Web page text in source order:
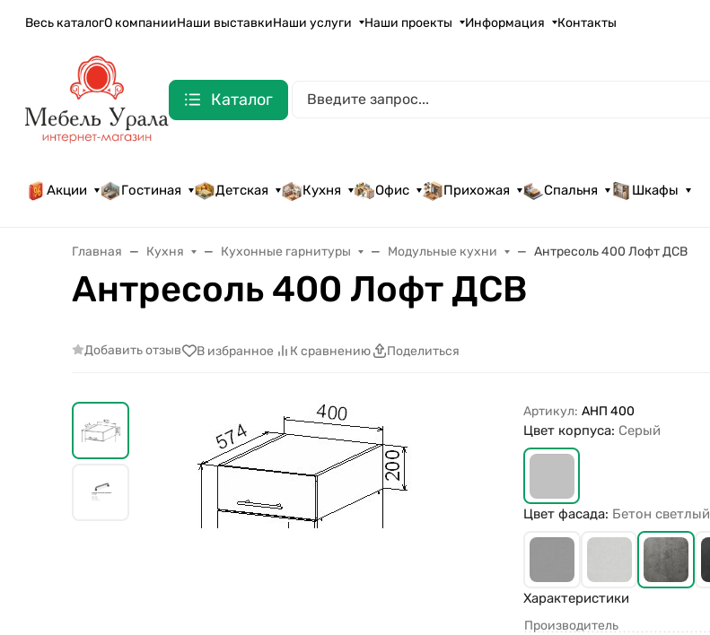
Весь каталогО компанииНаши выставкиНаши услуги Наши проекты Информация Контакты
Каталог
Акции Гостиная Детская Кухня Офис Прихожая Спальня Шкафы
Главная Кухня Кухонные гарнитуры Модульные кухни Антресоль 400 Лофт ДСВ
Антресоль 400 Лофт ДСВ
Добавить отзыв В избранное К сравнению Поделиться
Артикул: АНП 400
Цвет корпуса: Серый
Цвет фасада: Бетон светлый
Характеристики
Производитель